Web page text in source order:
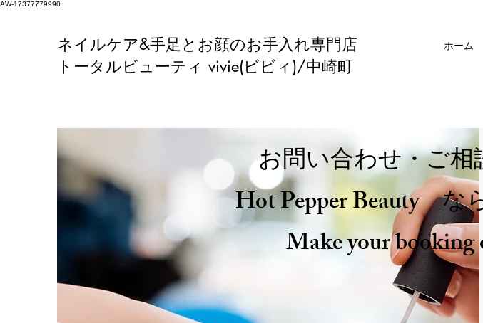
AW-17377779990
お問い合わせ・ご
Hot Pepper Beauty な
Make your
ネイルケア&手足とお顔のお手入れ専門店
トータルビューティ vivie(ビビィ)/中崎町
ホーム